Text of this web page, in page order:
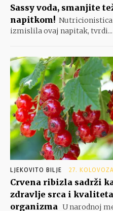
Sassy voda, smanjite
napitkom! Nutricionistica
izmislila ovaj napitak, tvrdi...
LJEKOVITO BILJE 27.
Crvena ribizla sadrži
zdravlje srca i
organizma U narodnoj